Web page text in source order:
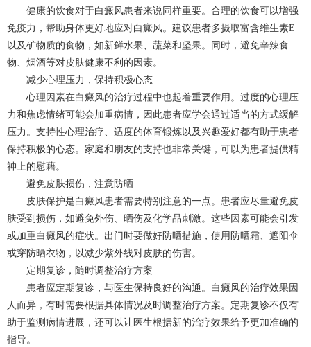
健康的饮食对于白癜风患者来说同样重要。合理的饮食可以增强
免疫力，帮助身体更好地应对白癜风。建议患者多摄取富含维生素E
以及矿物质的食物，如新鲜水果、蔬菜和坚果。同时，避免辛辣食
物、烟酒等对皮肤健康不利的因素。
减少心理压力，保持积极心态
心理因素在白癜风的治疗过程中也起着重要作用。过度的心理压
力和焦虑情绪可能会加重病情，因此患者应学会通过适当的方式缓解
压力。支持性心理治疗、适度的体育锻炼以及兴趣爱好都有助于患者
保持积极的心态。家庭和朋友的支持也非常关键，可以为患者提供精
神上的慰藉。
避免皮肤损伤，注意防晒
皮肤保护是白癜风患者需要特别注意的一点。患者应尽量避免皮
肤受到损伤，如避免外伤、晒伤及化学品刺激。这些因素可能会引发
或加重白癜风的症状。出门时要做好防晒措施，使用防晒霜、遮阳伞
或穿防晒衣物，以减少紫外线对皮肤的伤害。
定期复诊，随时调整治疗方案
患者应定期复诊，与医生保持良好的沟通。白癜风的治疗效果因
人而异，有时需要根据具体情况及时调整治疗方案。定期复诊不仅有
助于监测病情进展，还可以让医生根据新的治疗效果给予更加准确的
指导。